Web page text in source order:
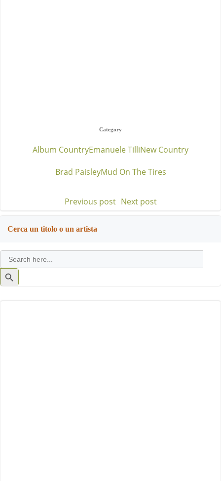
Category
Album CountryEmanuele TilliNew Country
Brad PaisleyMud On The Tires
Post
navigation
Previous post Post
Next post
Cerca un titolo o un artista
Search
for:
Search
Button